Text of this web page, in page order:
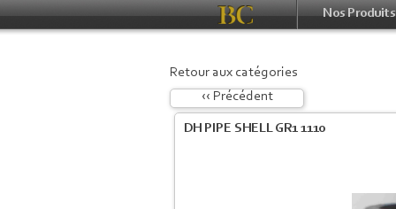
Nos Produits
Retour aux catégories
‹‹ Précédent
DH PIPE SHELL GR1 1110